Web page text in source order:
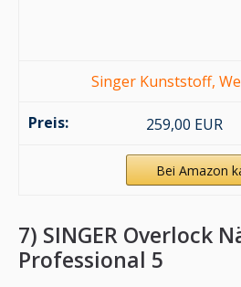
Singer Kunststoff,
259,00 EUR
Bei Amazon
7) SINGER Overlock
Professional 5